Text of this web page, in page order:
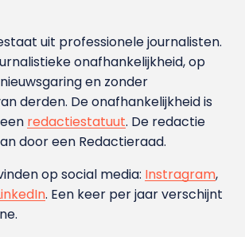
uit professionele journalisten.
onafhankelijkheid, op
en zonder
derden. De onafhankelijkheid is
redactiestatuut. De redactie
door een Redactieraad.
op social media: Instragram,
. Een keer per jaar verschijnt